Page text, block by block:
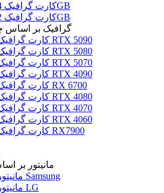
کارت گرافیک 4GB
کارت گرافیک 2GB
گرافیک بر اساس
کارت گرافیک RTX 5090
کارت گرافیک RTX 5080
کارت گرافیک RTX 5070
کارت گرافیک RTX 4090
کارت گرافیک RX 6700
کارت گرافیک RTX 4080
کارت گرافیک RTX 4070
کارت گرافیک RTX 4060
کارت گرافیک RX7900
مانیتور بر
مانیتور Samsung
مانیتور LG